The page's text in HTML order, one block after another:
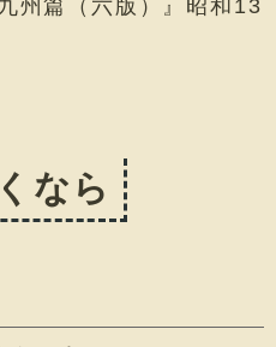
州篇（六版）』昭和13
なら